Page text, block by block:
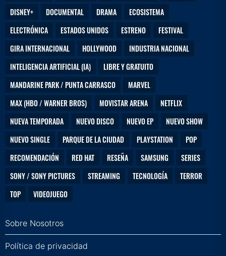
DISNEY+
DOCUMENTAL DRAMA
ECOSISTEMA
ELECTRÓNICA
ESTADOS UNIDOS ESTRENO
FESTIVAL
GIRA INTERNACIONAL
HOLLYWOOD
INDUSTRIA NACIONAL
INTELIGENCIA ARTIFICIAL (IA)
LIBRE Y GRATUITO
MANDARINE PARK / PUNTA CARRASCO
MARVEL
MAX (HBO / WARNER BROS)
MOVISTAR ARENA
NETFLIX
NUEVA TEMPORADA
NUEVO DISCO NUEVO EP
NUEVO SHOW
NUEVO SINGLE
PARQUE DE LA CIUDAD PLAYSTATION
POP
RECOMENDACIÓN
RED HAT RESEÑA SAMSUNG
SERIES
SONY / SONY PICTURES
STREAMING TECNOLOGÍA
TERROR
TOP
VIDEOJUEGO
Sobre Nosotros
Política de privacidad